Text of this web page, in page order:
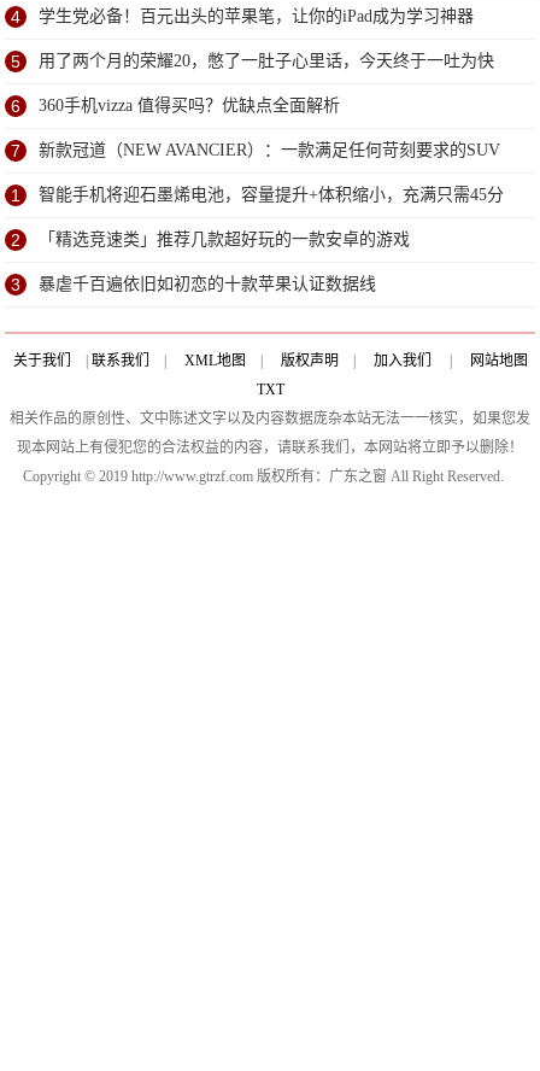
研
4 学生党必备！百元出头的苹果笔，让你的iPad成为学习神器
5 用了两个月的荣耀20，憋了一肚子心里话，今天终于一吐为快
6 360手机vizza 值得买吗？优缺点全面解析
7 新款冠道（NEW AVANCIER）：一款满足任何苛刻要求的SUV
1 智能手机将迎石墨烯电池，容量提升+体积缩小，充满只需45分
钟
2 「精选竞速类」推荐几款超好玩的一款安卓的游戏
3 暴虐千百遍依旧如初恋的十款苹果认证数据线
关于我们 联系我们 XML地图 版权声明 加入我们
网站地图
TXT
相关作品的原创性、文中陈述文字以及内容数据庞杂本站无法一一核实，如果您发
现本网站上有侵犯您的合法权益的内容，请联系我们，本网站将立即予以删除！
Copyright © 2019 http://www.gtrzf.com 版权所有：广东之窗 All Right Reserved.